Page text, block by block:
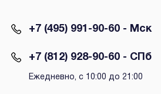
+7 (495) 991-90-60 - Мск
+7 (812) 928-90-60 - СПб
Ежедневно, с 10:00 до 21:00